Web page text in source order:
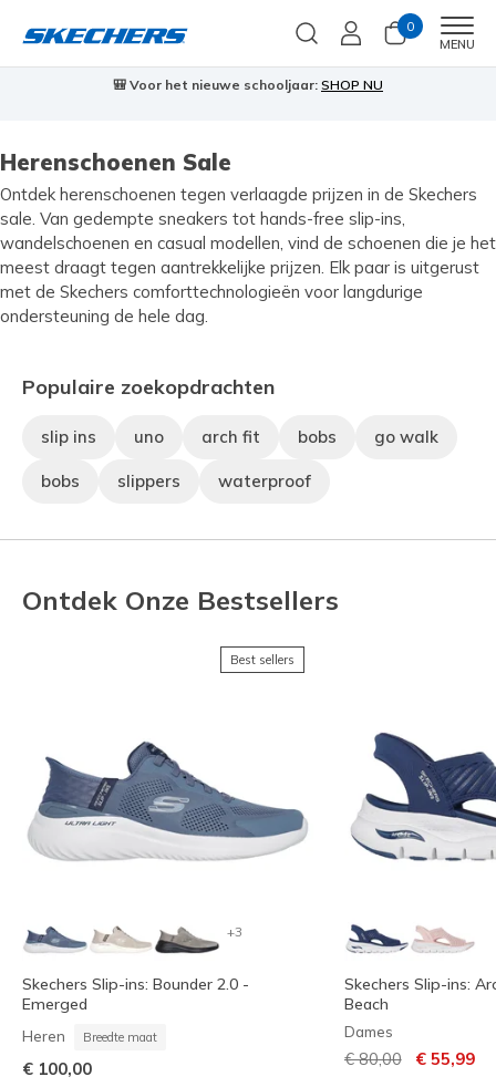
0
MENU
⭐Skechers VIP:45 dagen retourrecht voor leden
Herenschoenen Sale
Ontdek herenschoenen tegen verlaagde prijzen in de Skechers
sale. Van gedempte sneakers tot hands-free slip-ins,
wandelschoenen en casual modellen, vind de schoenen die je het
meest draagt tegen aantrekkelijke prijzen. Elk paar is uitgerust
met de Skechers comforttechnologieën voor langdurige
ondersteuning de hele dag.
Populaire zoekopdrachten
slip ins uno arch fit bobs go walk
bobs slippers waterproof
Ontdek Onze Bestsellers
Best sellers
+3
Skechers Slip-ins: Bounder 2.0 -
Emerged
Heren Breedte maat
€ 100,00
Skechers Slip-ins:
Beach
Dames
Prijs verlaagd van
€ 80,00naar
€ 55,99